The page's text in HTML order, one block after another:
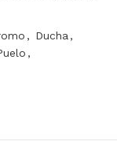
, Ducha ,
,